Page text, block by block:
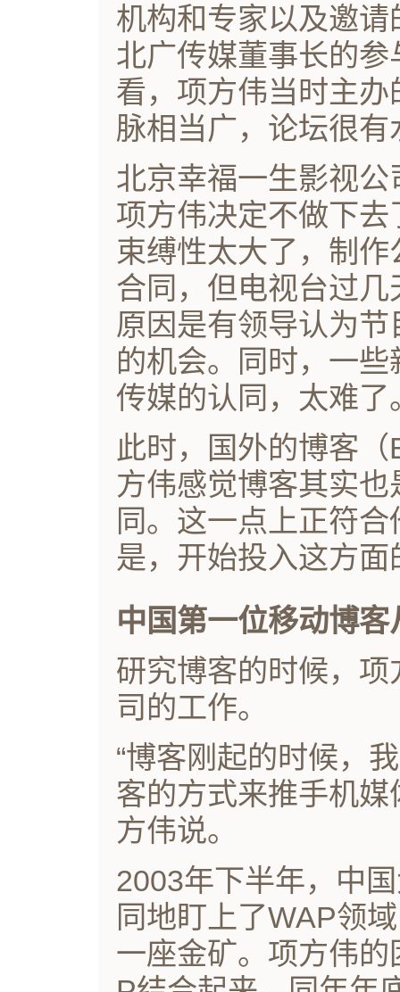
机构和专家以及邀
北广传媒董事长的
看，项方伟当时主
脉相当广，论坛很有
北京幸福一生影视
项方伟决定不做下去
束缚性太大了，制
合同，但电视台过
原因是有领导认为
的机会。同时，一
传媒的认同，太难了
此时，国外的博客
方伟感觉博客其实
同。这一点上正符
是，开始投入这方面
中国第一位移动博客
研究博客的时候，
司的工作。
“博客刚起的时候，
客的方式来推手机媒
方伟说。
2003年下半年，中
同地盯上了WAP领
一座金矿。项方伟